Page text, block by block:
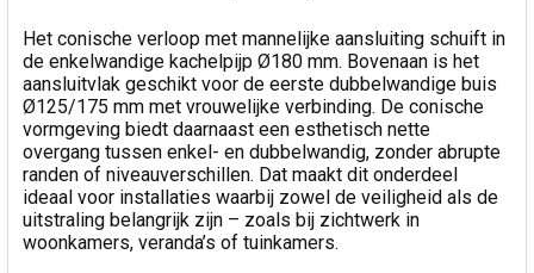
Het conische verloop met mannelijke aansluiting schuift in
de enkelwandige kachelpijp Ø180 mm. Bovenaan is het
aansluitvlak geschikt voor de eerste dubbelwandige buis
Ø125/175 mm met vrouwelijke verbinding. De conische
vormgeving biedt daarnaast een esthetisch nette
overgang tussen enkel- en dubbelwandig, zonder abrupte
randen of niveauverschillen. Dat maakt dit onderdeel
ideaal voor installaties waarbij zowel de veiligheid als de
uitstraling belangrijk zijn – zoals bij zichtwerk in
woonkamers, veranda’s of tuinkamers.